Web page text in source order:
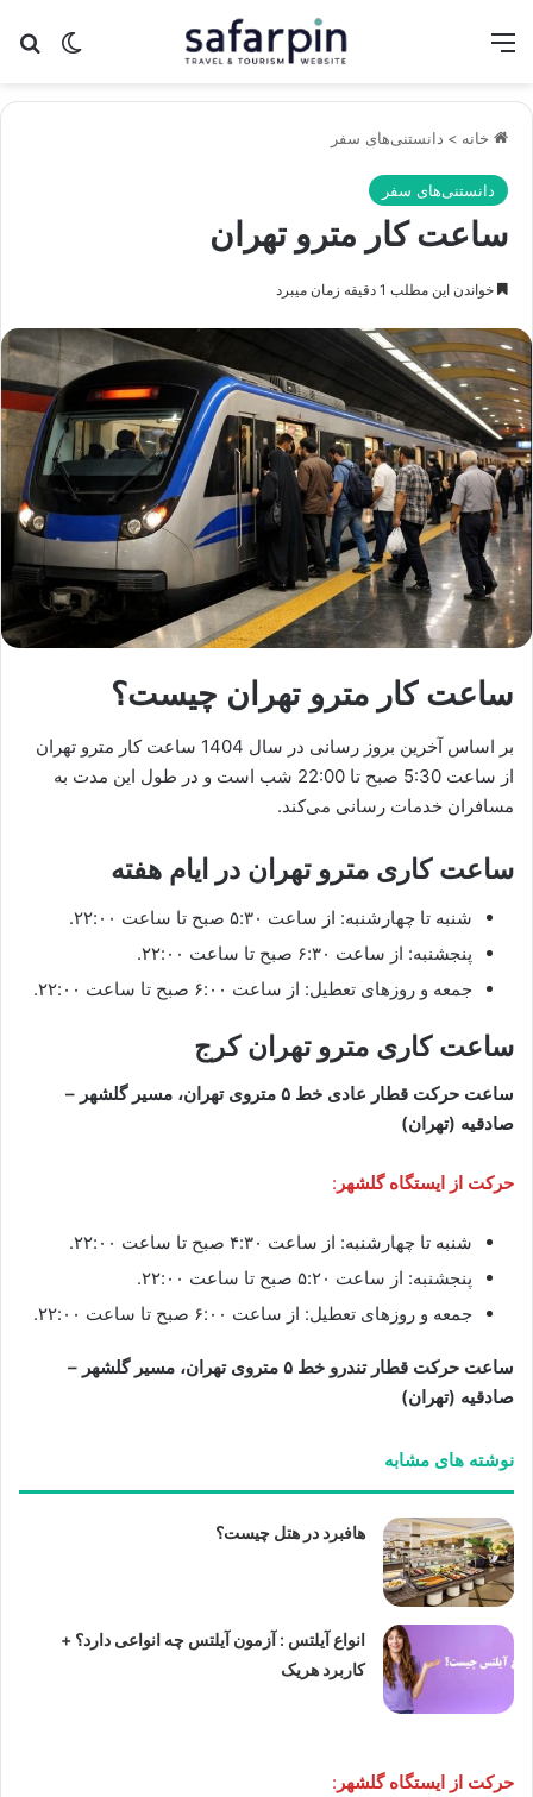
تغییر منو
خانه > دانستنی‌های سفر
دانستنی‌های سفر
ساعت کار مترو تهران
خواندن این مطلب 1 دقیقه زمان میبرد
ساعت کار مترو تهران چیست؟
بر اساس آخرین بروز رسانی در سال 1404 ساعت کار مترو تهران
از ساعت 5:30 صبح تا 22:00 شب است و در طول این مدت به
مسافران خدمات رسانی می‌کند.
ساعت کاری مترو تهران در ایام هفته
شنبه تا چهارشنبه: از ساعت ۵:۳۰ صبح تا ساعت ۲۲:۰۰.
پنجشنبه: از ساعت ۶:۳۰ صبح تا ساعت ۲۲:۰۰.
جمعه و روزهای تعطیل: از ساعت ۶:۰۰ صبح تا ساعت ۲۲:۰۰.
ساعت کاری مترو تهران کرج
ساعت حرکت قطار عادی خط ۵ متروی تهران، مسیر گلشهر –
صادقیه (تهران)
حرکت از ایستگاه گلشهر :
شنبه تا چهارشنبه: از ساعت ۴:۳۰ صبح تا ساعت ۲۲:۰۰.
پنجشنبه: از ساعت ۵:۲۰ صبح تا ساعت ۲۲:۰۰.
جمعه و روزهای تعطيل: از ساعت ۶:۰۰ صبح تا ساعت ۲۲:۰۰.
ساعت حرکت قطار تندرو خط ۵ متروی تهران، مسیر گلشهر –
صادقیه (تهران)
نوشته های مشابه
هافبرد در هتل چیست؟
انواع آیلتس : آزمون آیلتس چه انواعی دارد؟ +
کاربرد هریک
حرکت از ایستگاه گلشهر :